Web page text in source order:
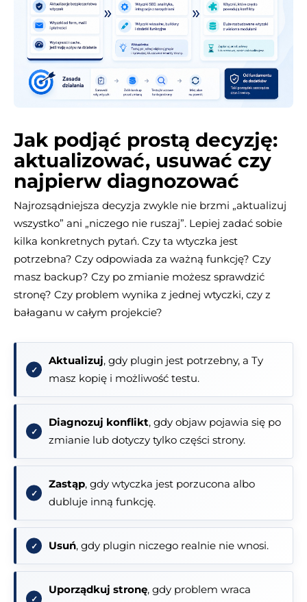
Jak podjąć prostą decyzję:
aktualizować, usuwać czy
najpierw diagnozować
Najrozsądniejsza decyzja zwykle nie brzmi „aktualizuj
wszystko” ani „niczego nie ruszaj”. Lepiej zadać sobie
kilka konkretnych pytań. Czy ta wtyczka jest
potrzebna? Czy odpowiada za ważną funkcję? Czy
masz backup? Czy po zmianie możesz sprawdzić
stronę? Czy problem wynika z jednej wtyczki, czy z
bałaganu w całym projekcie?
Aktualizuj, gdy plugin jest potrzebny, a Ty
masz kopię i możliwość testu.
Diagnozuj konflikt, gdy objaw pojawia się po
zmianie lub dotyczy tylko części strony.
Zastąp, gdy wtyczka jest porzucona albo
dubluje inną funkcję.
Usuń, gdy plugin niczego realnie nie wnosi.
Uporządkuj stronę, gdy problem wraca